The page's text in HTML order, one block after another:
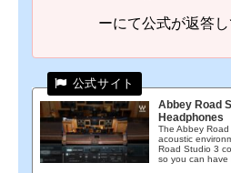
ーにて公式が返答し
Abbey Road
Headphones
The Abbey
acoustic
Road Studio 3
so you can have